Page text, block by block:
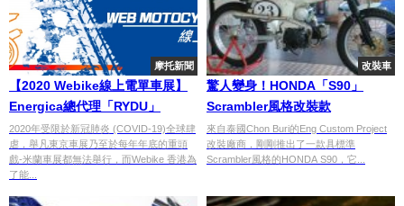
摩托新聞
【2020 Webike線上電單車展】
Energica總代理「RYDU」
2020年受限於新冠肺炎 (COVID-19)全球肆
虐，舉凡東京車展乃至於每年年底的重頭
戲-米蘭車展都無法舉行，而Webike 香港為
了能...
改裝車
驚人變身！HONDA「S90」
Scrambler風格改裝款
來自泰國Chon Buri的Eng Custom Project
改裝廠商，剛剛推出了一款具標準
Scrambler風格的HONDA S90，它...